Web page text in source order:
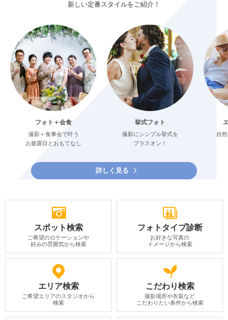
新しい定番スタイルをご紹介！
フォト＋会食
撮影＋食事会で叶う
お披露目とおもてなし
挙式フォト
撮影にシンプル挙式を
プラスオン！
自
詳しく見る
スポット検索
ご希望のロケーションや
好みの雰囲気から検索
フォトタイプ診断
お好きな写真の
イメージから検索
エリア検索
ご希望エリアのスタジオから
検索
こだわり検索
撮影場所や衣装など
こだわりたい条件から検索